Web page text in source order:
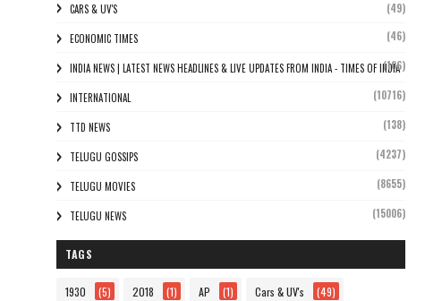
CARS & UV'S (49)
ECONOMIC TIMES (46)
INDIA NEWS | LATEST NEWS HEADLINES & LIVE UPDATES FROM INDIA - TIMES OF INDIA
(106)
INTERNATIONAL (10716)
TTD NEWS (138)
TELUGU GOSSIPS (4237)
TELUGU MOVIES (8655)
TELUGU NEWS (15006)
TAGS
1930 (5) 2018 (1) AP (1) Cars & UV's (49)